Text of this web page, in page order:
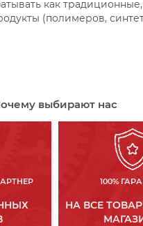
как
(полимеров,
выбирают нас
100%
НА ВСЕ